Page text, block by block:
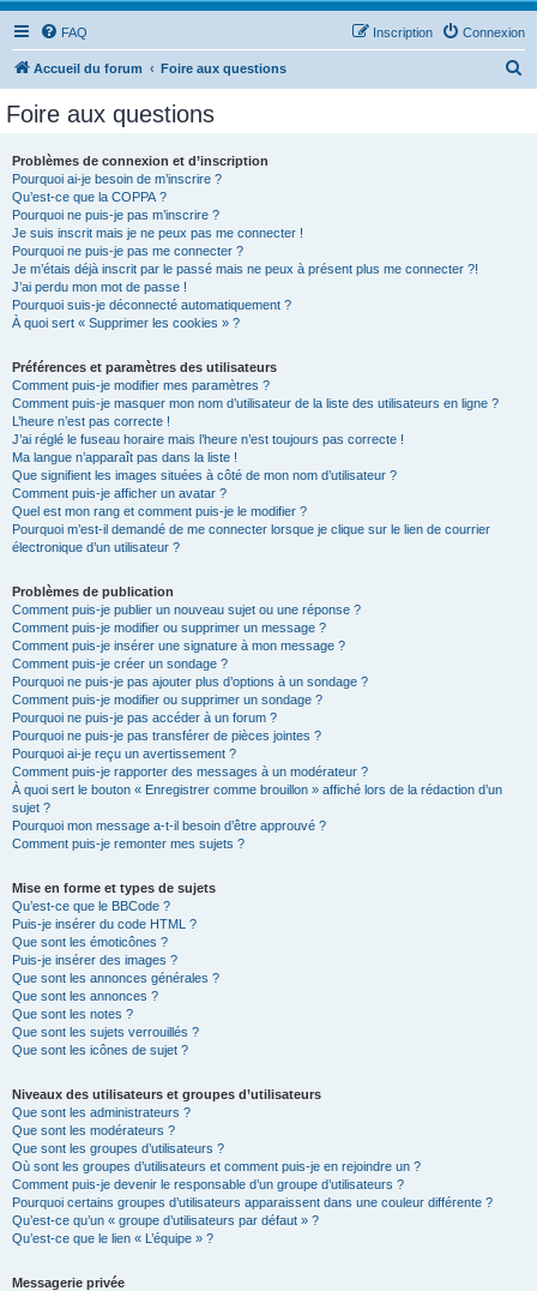
FAQ Connexion
Inscription
Accueil du forum Foire aux questions
Foire aux questions
Problèmes de connexion et d’inscription
Pourquoi ai-je besoin de m’inscrire ?
Qu’est-ce que la COPPA ?
Pourquoi ne puis-je pas m’inscrire ?
Je suis inscrit mais je ne peux pas me connecter !
Pourquoi ne puis-je pas me connecter ?
Je m’étais déjà inscrit par le passé mais ne peux à présent plus me connecter ?!
J’ai perdu mon mot de passe !
Pourquoi suis-je déconnecté automatiquement ?
À quoi sert « Supprimer les cookies » ?
Préférences et paramètres des utilisateurs
Comment puis-je modifier mes paramètres ?
Comment puis-je masquer mon nom d’utilisateur de la liste des utilisateurs en ligne ?
L’heure n’est pas correcte !
J’ai réglé le fuseau horaire mais l’heure n’est toujours pas correcte !
Ma langue n’apparaît pas dans la liste !
Que signifient les images situées à côté de mon nom d’utilisateur ?
Comment puis-je afficher un avatar ?
Quel est mon rang et comment puis-je le modifier ?
Pourquoi m’est-il demandé de me connecter lorsque je clique sur le lien de courrier
électronique d’un utilisateur ?
Problèmes de publication
Comment puis-je publier un nouveau sujet ou une réponse ?
Comment puis-je modifier ou supprimer un message ?
Comment puis-je insérer une signature à mon message ?
Comment puis-je créer un sondage ?
Pourquoi ne puis-je pas ajouter plus d’options à un sondage ?
Comment puis-je modifier ou supprimer un sondage ?
Pourquoi ne puis-je pas accéder à un forum ?
Pourquoi ne puis-je pas transférer de pièces jointes ?
Pourquoi ai-je reçu un avertissement ?
Comment puis-je rapporter des messages à un modérateur ?
À quoi sert le bouton « Enregistrer comme brouillon » affiché lors de la rédaction d’un
sujet ?
Pourquoi mon message a-t-il besoin d’être approuvé ?
Comment puis-je remonter mes sujets ?
Mise en forme et types de sujets
Qu’est-ce que le BBCode ?
Puis-je insérer du code HTML ?
Que sont les émoticônes ?
Puis-je insérer des images ?
Que sont les annonces générales ?
Que sont les annonces ?
Que sont les notes ?
Que sont les sujets verrouillés ?
Que sont les icônes de sujet ?
Niveaux des utilisateurs et groupes d’utilisateurs
Que sont les administrateurs ?
Que sont les modérateurs ?
Que sont les groupes d’utilisateurs ?
Où sont les groupes d’utilisateurs et comment puis-je en rejoindre un ?
Comment puis-je devenir le responsable d’un groupe d’utilisateurs ?
Pourquoi certains groupes d’utilisateurs apparaissent dans une couleur différente ?
Qu’est-ce qu’un « groupe d’utilisateurs par défaut » ?
Qu’est-ce que le lien « L’équipe » ?
Messagerie privée